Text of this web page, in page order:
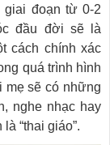
giai đoạn từ 0-2
đầu đời sẽ là
cách chính xác
quá trình hình
mẹ sẽ có những
nghe nhạc hay
“thai giáo”.